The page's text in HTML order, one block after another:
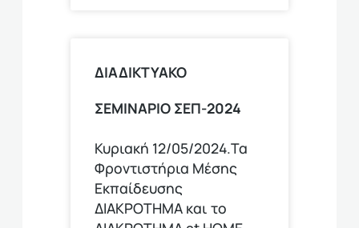
ΔΙΑΔΙΚΤΥΑΚΟ
ΣΕΜΙΝΑΡΙΟ ΣΕΠ-2024
Κυριακή 12/05/2024.Τα
Φροντιστήρια Μέσης
Εκπαίδευσης
ΔΙΑΚΡΟΤΗΜΑ και το